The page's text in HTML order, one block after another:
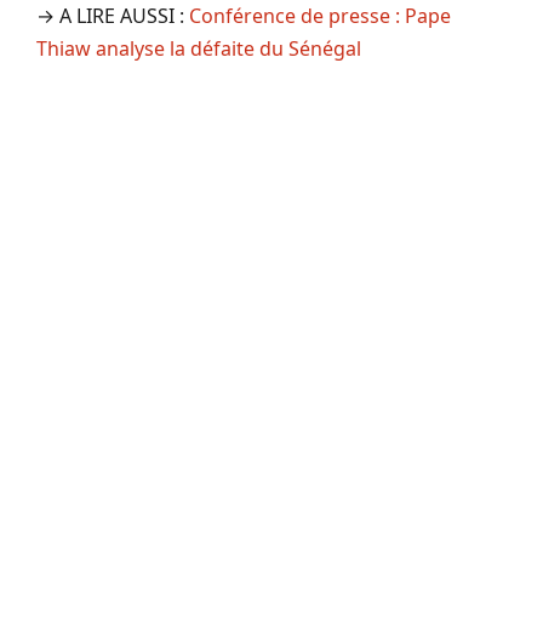
→ A LIRE AUSSI : Conférence de presse : Pape
Thiaw analyse la défaite du Sénégal